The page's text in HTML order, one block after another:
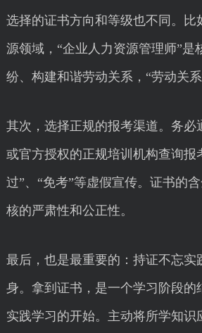
选择的证书方向和等级也不同。比
源领域，“企业人力资源管理师”是
纷、构建和谐劳动关系，“劳动关系
其次，选择正规的报考渠道。务必
或官方授权的正规培训机构查询报
过”、“免考”等虚假宣传。证书的
核的严肃性和公正性。
最后，也是最重要的：持证不忘实
身。拿到证书，是一个学习阶段的
实践学习的开始。主动将所学知识